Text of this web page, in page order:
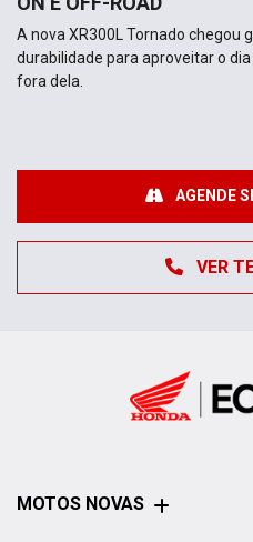
A nova XR300L Tornado chegou
durabilidade para aproveitar o
fora dela.
VER
AGENDE
MOTOS NOVAS